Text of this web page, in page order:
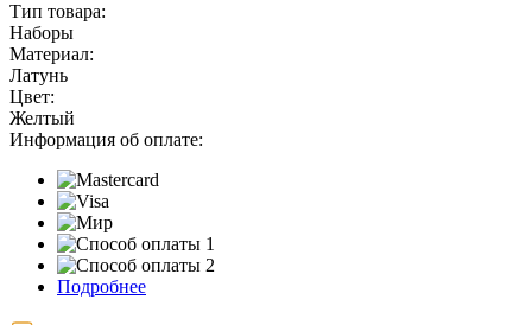
Тип товара:
Наборы
Материал:
Латунь
Цвет:
Желтый
Информация об оплате:
Подробнее